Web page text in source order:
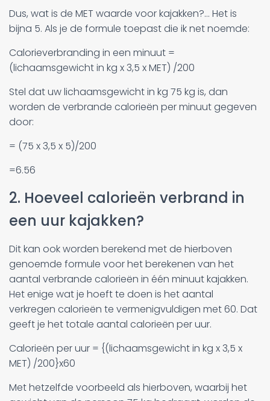
Dus, wat is de MET waarde voor kajakken?... Het is
bijna 5. Als je de formule toepast die ik net noemde:
Calorieverbranding in een minuut =
(lichaamsgewicht in kg x 3,5 x MET) /200
Stel dat uw lichaamsgewicht in kg 75 kg is, dan
worden de verbrande calorieën per minuut gegeven
door:
= (75 x 3,5 x 5)/200
=6.56
2. Hoeveel calorieën verbrand in
een uur kajakken?
Dit kan ook worden berekend met de hierboven
genoemde formule voor het berekenen van het
aantal verbrande calorieën in één minuut kajakken.
Het enige wat je hoeft te doen is het aantal
verkregen calorieën te vermenigvuldigen met 60. Dat
geeft je het totale aantal calorieën per uur.
Calorieën per uur = {(lichaamsgewicht in kg x 3,5 x
MET) /200}x60
Met hetzelfde voorbeeld als hierboven, waarbij het